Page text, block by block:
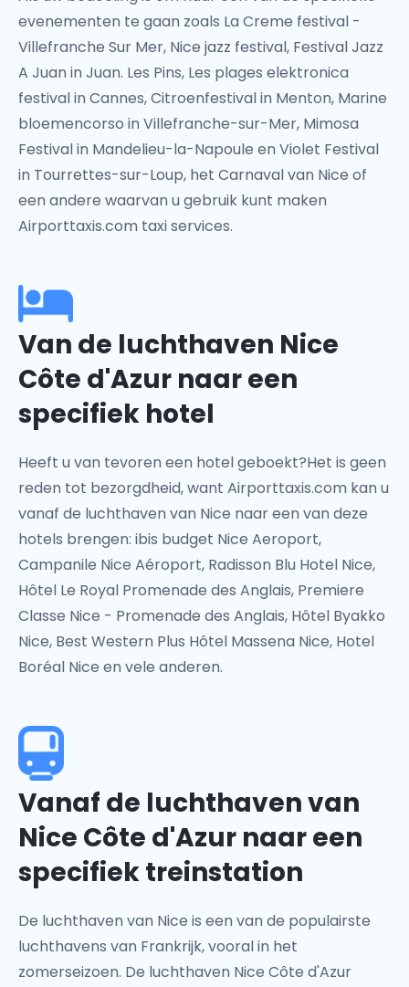
evenementen te gaan zoals La Creme festival -
Villefranche Sur Mer, Nice jazz festival, Festival Jazz
A Juan in Juan. Les Pins, Les plages elektronica
festival in Cannes, Citroenfestival in Menton, Marine
bloemencorso in Villefranche-sur-Mer, Mimosa
Festival in Mandelieu-la-Napoule en Violet Festival
in Tourrettes-sur-Loup, het Carnaval van Nice of
een andere waarvan u gebruik kunt maken
Airporttaxis.com taxi services.
Van de luchthaven Nice
Côte d'Azur naar een
specifiek hotel
Heeft u van tevoren een hotel geboekt?Het is geen
reden tot bezorgdheid, want Airporttaxis.com kan u
vanaf de luchthaven van Nice naar een van deze
hotels brengen: ibis budget Nice Aeroport,
Campanile Nice Aéroport, Radisson Blu Hotel Nice,
Hôtel Le Royal Promenade des Anglais, Premiere
Classe Nice - Promenade des Anglais, Hôtel Byakko
Nice, Best Western Plus Hôtel Massena Nice, Hotel
Boréal Nice en vele anderen.
Vanaf de luchthaven van
Nice Côte d'Azur naar een
specifiek treinstation
De luchthaven van Nice is een van de populairste
luchthavens van Frankrijk, vooral in het
zomerseizoen. De luchthaven Nice Côte d'Azur